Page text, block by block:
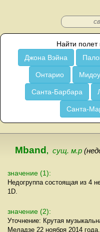
Найти полет
Джона Вэйна
Онтарио
Санта-Барбара
Санта-
Mband , сущ. м.р
значение (1):
Недогруппа состоящая из 4
1D.
значение (2):
Уточнение: Крутая
Меладзе 22 ноября 2014